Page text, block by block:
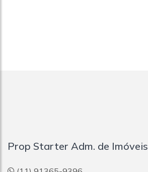
Prop Starter Adm. de Imóveis